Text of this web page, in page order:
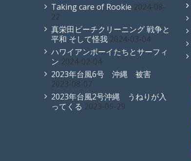
Taking care of Rookie 2024-08-
22
真栄田ビーチクリーニング 戦争と
平和 そして怪我 2024-03-04
ハワイアンボーイたちとサーフィ
ン 2024-02-04
2023年台風6号 沖縄 被害
2023-08-07
2023年台風2号沖縄 うねりが入
ってくる 2023-05-29